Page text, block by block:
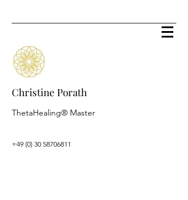
Christine Porath
ThetaHealing® Master
+49 (0) 30 58706811